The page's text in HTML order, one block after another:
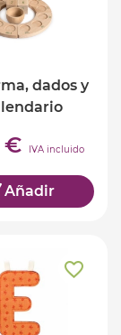
dados y
€ IVA incluido
Añadir